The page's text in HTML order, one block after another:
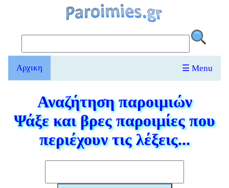
Αρχικη ☰ Menu
Αναζήτηση παροιμιών
Ψάξε και βρες παροιμίες που
περιέχουν τις λέξεις...